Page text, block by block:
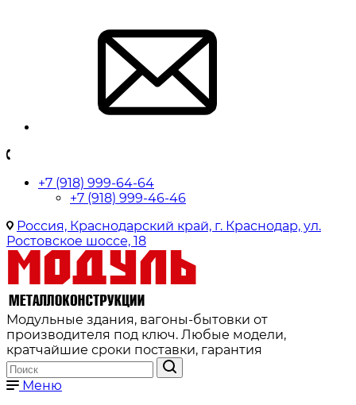
+7 (918) 999-64-64
+7 (918) 999-46-46
Россия, Краснодарский край, г. Краснодар, ул.
Ростовское шоссе, 18
Модульные здания, вагоны-бытовки от
производителя под ключ. Любые модели,
кратчайшие сроки поставки, гарантия
Меню